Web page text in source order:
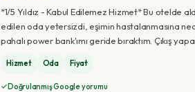
*1/5 Yıldız - Kabul Edilemez Hizmet* Bu otelde
edilen oda yetersizdi, eşimin hastalanmasına
pahalı power bank'ımı geride bıraktım. Çıkış
Hizmet Oda Fiyat
Doğrulanmış Google yorumu